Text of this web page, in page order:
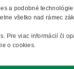
vyhradené.
a podobné
všetko nad rámec
. Pre viac informácií či
o cookies.